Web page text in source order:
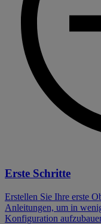
Erste Schritte
Erstellen Sie Ihre erste
Anleitungen, um in
Konfiguration